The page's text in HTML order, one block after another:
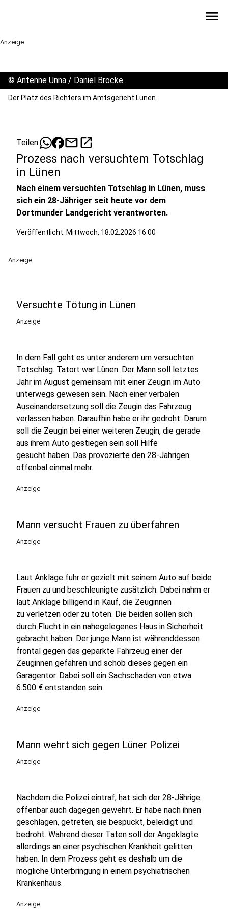
menu
Anzeige
© Antenne Unna / Daniel Brocke
Der Platz des Richters im Amtsgericht Lünen.
Teilen: mailopen_in_new
Prozess nach versuchtem Totschlag
in Lünen
Nach einem versuchten Totschlag in Lünen, muss
sich ein 28-Jähriger seit heute vor dem
Dortmunder Landgericht verantworten.
Veröffentlicht: Mittwoch, 18.02.2026 16:00
Anzeige
Versuchte Tötung in Lünen
Anzeige
In dem Fall geht es unter anderem um versuchten
Totschlag. Tatort war Lünen. Der Mann soll letztes
Jahr im August gemeinsam mit einer Zeugin im Auto
unterwegs gewesen sein. Nach einer verbalen
Auseinandersetzung soll die Zeugin das Fahrzeug
verlassen haben. Daraufhin habe er ihr gedroht. Darum
soll die Zeugin bei einer weiteren Zeugin, die gerade
aus ihrem Auto gestiegen sein soll Hilfe
gesucht haben. Das provozierte den 28-Jährigen
offenbal einmal mehr.
Anzeige
Mann versucht Frauen zu überfahren
Anzeige
Laut Anklage fuhr er gezielt mit seinem Auto auf beide
Frauen zu und beschleunigte zusätzlich. Dabei nahm er
laut Anklage billigend in Kauf, die Zeuginnen
zu verletzen oder zu töten. Die beiden sollen sich
durch Flucht in ein nahegelegenes Haus in Sicherheit
gebracht haben. Der junge Mann ist währenddessen
frontal gegen das geparkte Fahrzeug einer der
Zeuginnen gefahren und schob dieses gegen ein
Garagentor. Dabei soll ein Sachschaden von etwa
6.500 € entstanden sein.
Anzeige
Mann wehrt sich gegen Lüner Polizei
Anzeige
Nachdem die Polizei eintraf, hat sich der 28-Jährige
offenbar auch dagegen gewehrt. Er habe nach ihnen
geschlagen, getreten, sie bespuckt, beleidigt und
bedroht. Während dieser Taten soll der Angeklagte
allerdings an einer psychischen Krankheit gelitten
haben. In dem Prozess geht es deshalb um die
mögliche Unterbringung in einem psychiatrischen
Krankenhaus.
Anzeige